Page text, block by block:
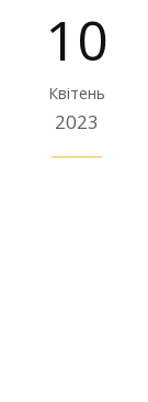
10
Квітень
2023